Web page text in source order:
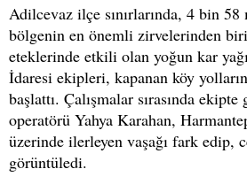
Adilcevaz ilçe sınırlarında, 4 bin
bölgenin en önemli zirvelerinden
eteklerinde etkili olan yoğun kar
İdaresi ekipleri, kapanan köy
başlattı. Çalışmalar sırasında
operatörü Yahya Karahan,
üzerinde ilerleyen vaşağı fark edip,
görüntüledi.